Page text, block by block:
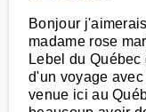
Bonjour
madame rose
Lebel du
d'un voyage
venue ici au